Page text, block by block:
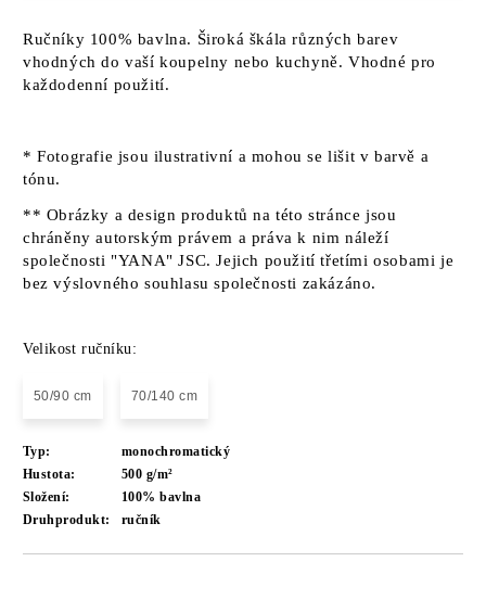
Ručníky 100% bavlna. Široká škála různých barev
vhodných do vaší koupelny nebo kuchyně. Vhodné pro
každodenní použití.
* Fotografie jsou ilustrativní a mohou se lišit v barvě a
tónu.
** Obrázky a design produktů na této stránce jsou
chráněny autorským právem a práva k nim náleží
společnosti "YANA" JSC. Jejich použití třetími osobami je
bez výslovného souhlasu společnosti zakázáno.
Velikost ručníku:
50/90 cm 70/140 cm
Typ:
monochromatický
Hustota:
500 g/m²
Složení:
100% bavlna
Druhprodukt:
ručník